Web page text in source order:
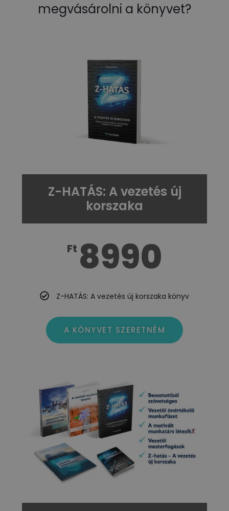
megvásárolni a könyvet?
Z-HATÁS: A vezetés új
korszaka
Ft 8990
Z-HATÁS: A vezetés új korszaka könyv
A KÖNYVET SZERETNÉM